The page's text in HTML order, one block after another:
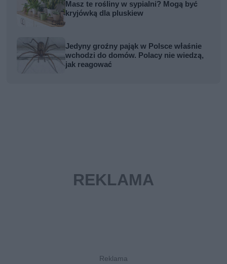
Masz te rośliny w sypialni? Mogą być
kryjówką dla pluskiew
Jedyny groźny pająk w Polsce właśnie
wchodzi do domów. Polacy nie wiedzą,
jak reagować